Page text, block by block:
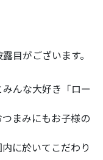
目がございます。
んな大好き「ロー
つまみにもお子様の
に於いてこだわり